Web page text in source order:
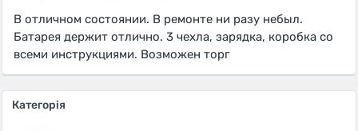
В отличном состоянии. В ремонте ни разу небыл.
Батарея держит отлично. 3 чехла, зарядка, коробка со
всеми инструкциями. Возможен торг
Категорія